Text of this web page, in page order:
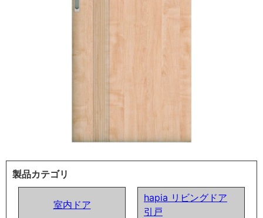
製品カテゴリ
室内ドア
hapia リビングドア
引戸